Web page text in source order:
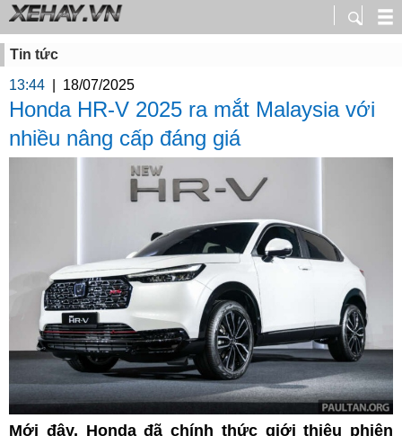
Tin tức
13:44
18/07/2025
Honda HR-V 2025 ra mắt Malaysia với
nhiều nâng cấp đáng giá
Mới đây, Honda đã chính thức giới thiệu phiên